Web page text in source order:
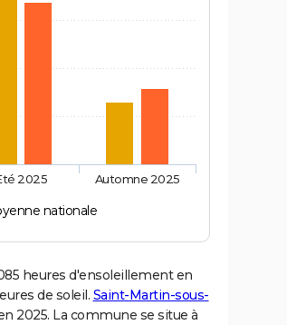
nationale
2025 Automne 2025
heures d'ensoleillement en
de soleil. Saint-Martin-sous-
2025. La commune se situe à